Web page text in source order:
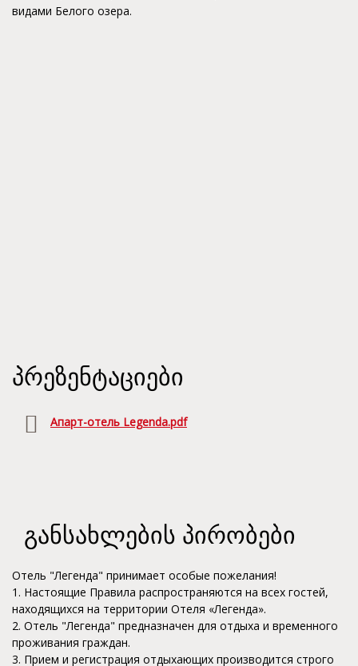
видами Белого озера.
პრეზენტაციები
Апарт-отель Legenda.pdf
განსახლების პირობები
Отель "Легенда" принимает особые пожелания!
1. Настоящие Правила распространяются на всех гостей,
находящихся на территории Отеля «Легенда».
2. Отель "Легенда" предназначен для отдыха и временного
проживания граждан.
3. Прием и регистрация отдыхающих производится строго